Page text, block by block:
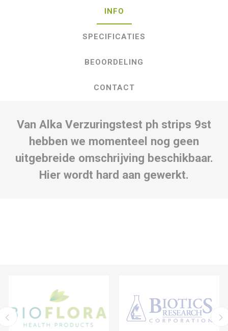
INFO
SPECIFICATIES
BEOORDELING
CONTACT
Van Alka Verzuringstest ph strips 9st
hebben we momenteel nog geen
uitgebreide omschrijving beschikbaar.
Hier wordt hard aan gewerkt.